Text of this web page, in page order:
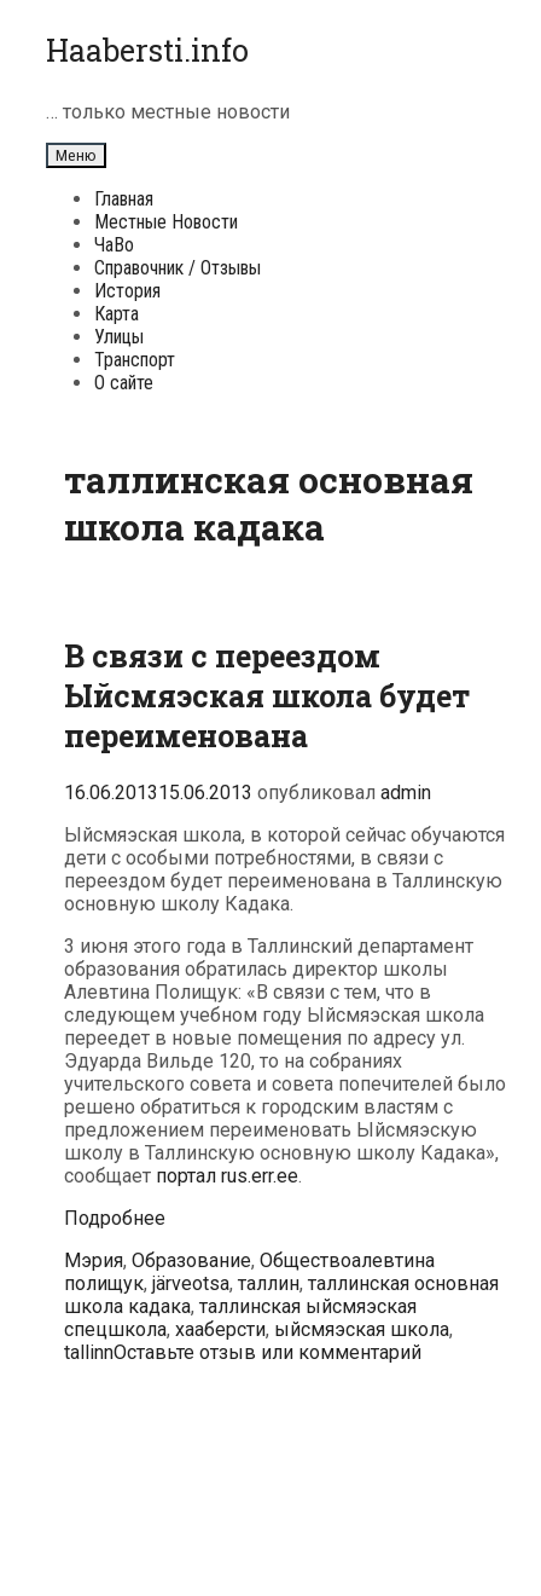
Перейти
к
Haabersti.info
… только местные новости
Меню
Главная
Местные Новости
ЧаВо
Справочник / Отзывы
История
Карта
Улицы
Транспорт
О сайте
таллинская основная
школа кадака
В связи с переездом
Ыйсмяэская школа будет
переименована
16.06.201315.06.2013 опубликовал admin
Ыйсмяэская школа, в которой сейчас обучаются
дети с особыми потребностями, в связи с
переездом будет переименована в Таллинскую
основную школу Кадака.
3 июня этого года в Таллинский департамент
образования обратилась директор школы
Алевтина Полищук: «В связи с тем, что в
следующем учебном году Ыйсмяэская школа
переедет в новые помещения по адресу ул.
Эдуарда Вильде 120, то на собраниях
учительского совета и совета попечителей было
решено обратиться к городским властям с
предложением переименовать Ыйсмяэскую
школу в Таллинскую основную школу Кадака»,
сообщает портал rus.err.ee.
ПодробнееВ
с
переездом
Ыйсмяэская
школа
будет
Рубрики
Мэрия, Образование, ОбществоТеги
алевтина
полищук, järveotsa, таллин, таллинская основная
школа кадака, таллинская ыйсмяэская
спецшкола, хааберсти, ыйсмяэская школа,
tallinnОставьте отзыв или комментарий